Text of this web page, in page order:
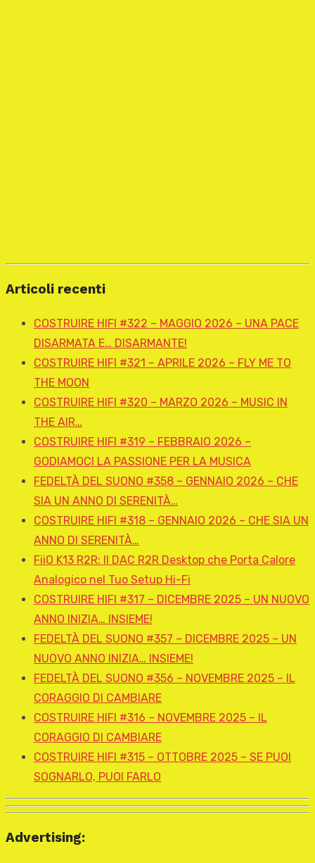
Articoli recenti
COSTRUIRE HIFI #322 – MAGGIO 2026 – UNA PACE
DISARMATA E… DISARMANTE!
COSTRUIRE HIFI #321 – APRILE 2026 – FLY ME TO
THE MOON
COSTRUIRE HIFI #320 – MARZO 2026 – MUSIC IN
THE AIR…
COSTRUIRE HIFI #319 – FEBBRAIO 2026 –
GODIAMOCI LA PASSIONE PER LA MUSICA
FEDELTÀ DEL SUONO #358 – GENNAIO 2026 – CHE
SIA UN ANNO DI SERENITÀ…
COSTRUIRE HIFI #318 – GENNAIO 2026 – CHE SIA UN
ANNO DI SERENITÀ…
FiiO K13 R2R: Il DAC R2R Desktop che Porta Calore
Analogico nel Tuo Setup Hi-Fi
COSTRUIRE HIFI #317 – DICEMBRE 2025 – UN NUOVO
ANNO INIZIA… INSIEME!
FEDELTÀ DEL SUONO #357 – DICEMBRE 2025 – UN
NUOVO ANNO INIZIA… INSIEME!
FEDELTÀ DEL SUONO #356 – NOVEMBRE 2025 – IL
CORAGGIO DI CAMBIARE
COSTRUIRE HIFI #316 – NOVEMBRE 2025 – IL
CORAGGIO DI CAMBIARE
COSTRUIRE HIFI #315 – OTTOBRE 2025 – SE PUOI
SOGNARLO, PUOI FARLO
Advertising: